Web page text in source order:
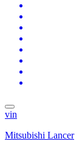
vin
Mitsubishi Lancer